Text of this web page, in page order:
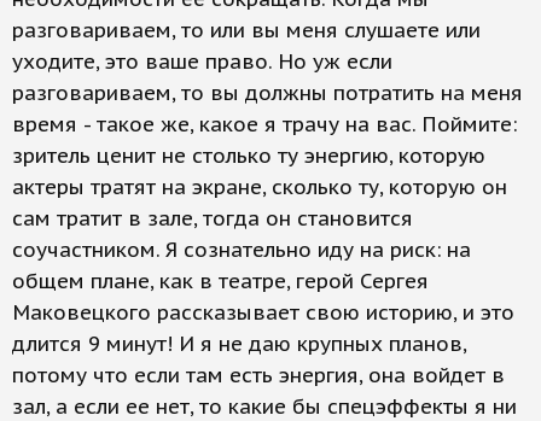
разговариваем, то или вы меня слушаете или
уходите, это ваше право. Но уж если
разговариваем, то вы должны потратить на меня
время - такое же, какое я трачу на вас. Поймите:
зритель ценит не столько ту энергию, которую
актеры тратят на экране, сколько ту, которую он
сам тратит в зале, тогда он становится
соучастником. Я сознательно иду на риск: на
общем плане, как в театре, герой Сергея
Маковецкого рассказывает свою историю, и это
длится 9 минут! И я не даю крупных планов,
потому что если там есть энергия, она войдет в
зал, а если ее нет, то какие бы спецэффекты я ни